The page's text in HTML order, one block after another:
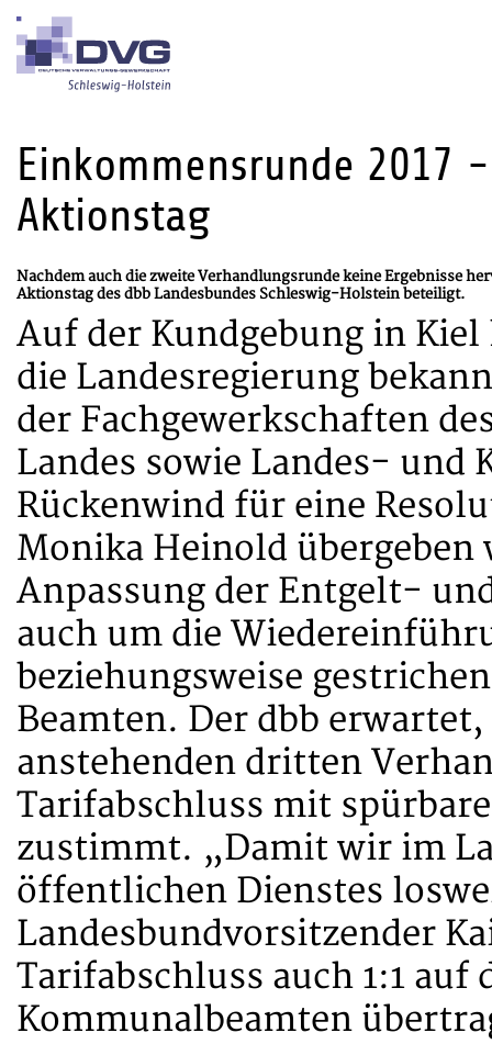
Einkommensrunde 2017
Aktionstag
Nachdem auch die zweite Verhandlungsrunde keine Ergebnisse
Aktionstag des dbb Landesbundes Schleswig-Holstein beteiligt.
Auf der Kundgebung in
die Landesregierung
der Fachgewerkschaften
Landes sowie Landes- und
Rückenwind für eine
Monika Heinold
Anpassung der Entgelt-
auch um die
beziehungsweise
Beamten. Der dbb
anstehenden dritten
Tarifabschluss mit
zustimmt. „Damit wir im
öffentlichen Dienstes
Landesbundvorsitzender
Tarifabschluss auch 1:1
Kommunalbeamten